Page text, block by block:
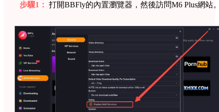
步驟1： 打開BBFly的內置瀏覽器，然後訪問M6 Plus網站